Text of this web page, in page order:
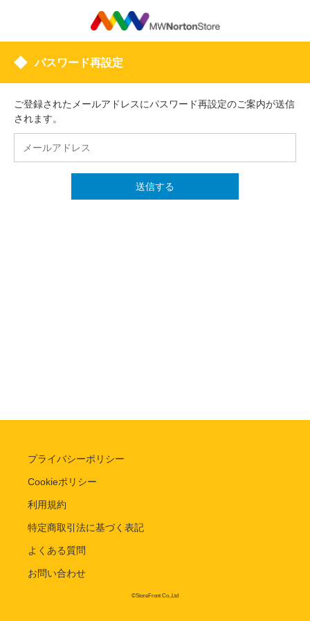
パスワード再設定
ご登録されたメールアドレスにパスワード再設定のご案内が送信
されます。
送信する
プライバシーポリシー
Cookieポリシー
利用規約
特定商取引法に基づく表記
よくある質問
お問い合わせ
©StoreFront Co.,Ltd